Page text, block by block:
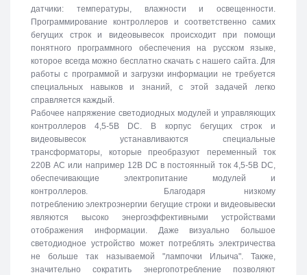
датчики: температуры, влажности и освещенности.
Программирование контроллеров и соответственно самих
бегущих строк и видеовывесок происходит при помощи
понятного программного обеспечения на русском языке,
которое всегда можно бесплатно скачать с нашего сайта. Для
работы с программой и загрузки информации не требуется
специальных навыков и знаний, с этой задачей легко
справляется каждый.
Рабочее напряжение светодиодных модулей и управляющих
контроллеров 4,5-5В DC. В корпус бегущих строк и
видеовывесок устанавливаются специальные
трансформаторы, которые преобразуют переменный ток
220В АС или например 12В DC в постоянный ток 4,5-5В DC,
обеспечивающие электропитание модулей и
контроллеров. Благодаря низкому
потреблению электроэнергии бегущие строки и видеовывески
являются высоко энергоэффективными устройствами
отображения информации. Даже визуально большое
светодиодное устройство может потреблять электричества
не больше так называемой "лампочки Ильича". Также,
значительно сократить энергопотребление позволяют